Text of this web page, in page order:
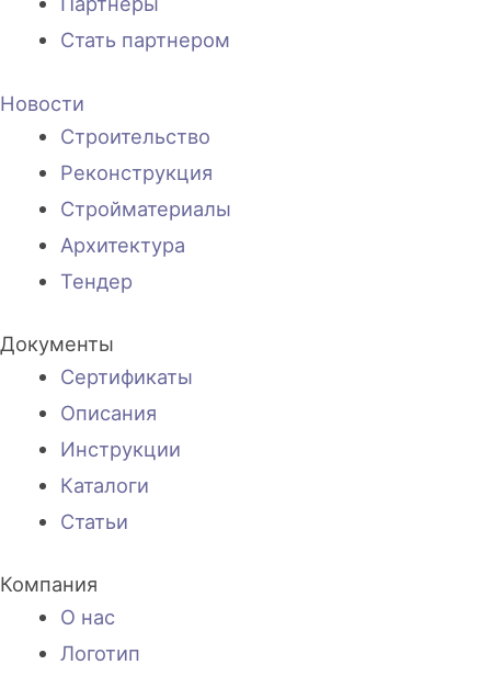
Стать партнером
Новости
Строительство
Реконструкция
Стройматериалы
Архитектура
Тендер
Документы
Сертификаты
Описания
Инструкции
Каталоги
Статьи
Компания
О нас
Логотип